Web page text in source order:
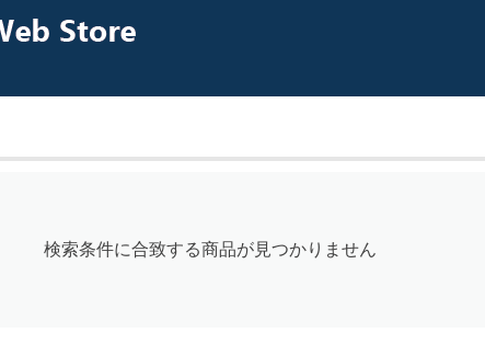
検索条件に合致する商品が見つかりません